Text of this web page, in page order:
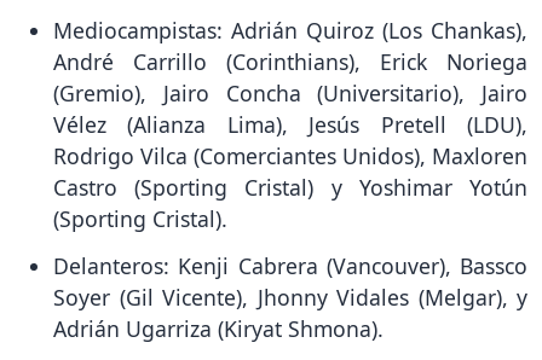
Mediocampistas: Adrián Quiroz (Los Chankas),
André Carrillo (Corinthians), Erick Noriega
(Gremio), Jairo Concha (Universitario), Jairo
Vélez (Alianza Lima), Jesús Pretell (LDU),
Rodrigo Vilca (Comerciantes Unidos), Maxloren
Castro (Sporting Cristal) y Yoshimar Yotún
(Sporting Cristal).
Delanteros: Kenji Cabrera (Vancouver), Bassco
Soyer (Gil Vicente), Jhonny Vidales (Melgar), y
Adrián Ugarriza (Kiryat Shmona).